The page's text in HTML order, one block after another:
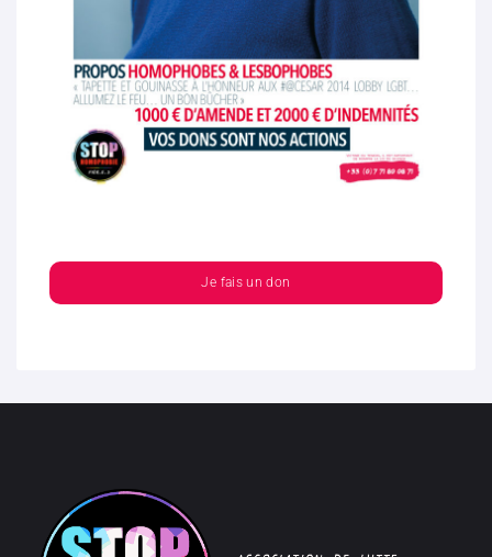
Je fais un don